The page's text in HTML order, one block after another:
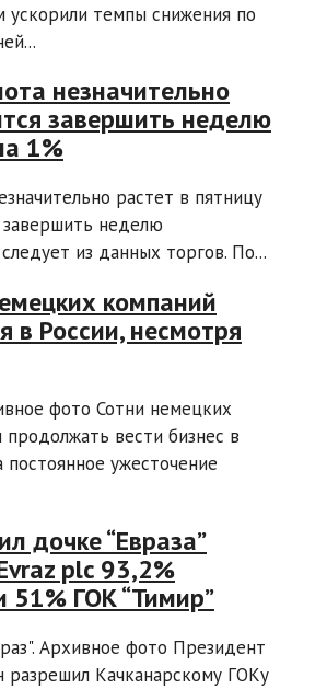
темпы снижения по
незначительно
завершить неделю
1%
растет в пятницу
завершить неделю
из данных торгов. По...
компаний
в России, несмотря
фото Сотни немецких
вести бизнес в
постоянное ужесточение
дочке “Евраза”
plc 93,2%
51% ГОК “Тимир”
Архивное фото Президент
Качканарскому ГОКу